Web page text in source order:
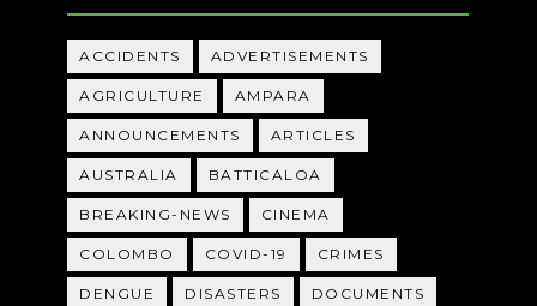
ACCIDENTS ADVERTISEMENTS
AGRICULTURE AMPARA
ANNOUNCEMENTS ARTICLES
AUSTRALIA BATTICALOA
BREAKING-NEWS CINEMA
COLOMBO COVID-19 CRIMES
DENGUE DISASTERS DOCUMENTS